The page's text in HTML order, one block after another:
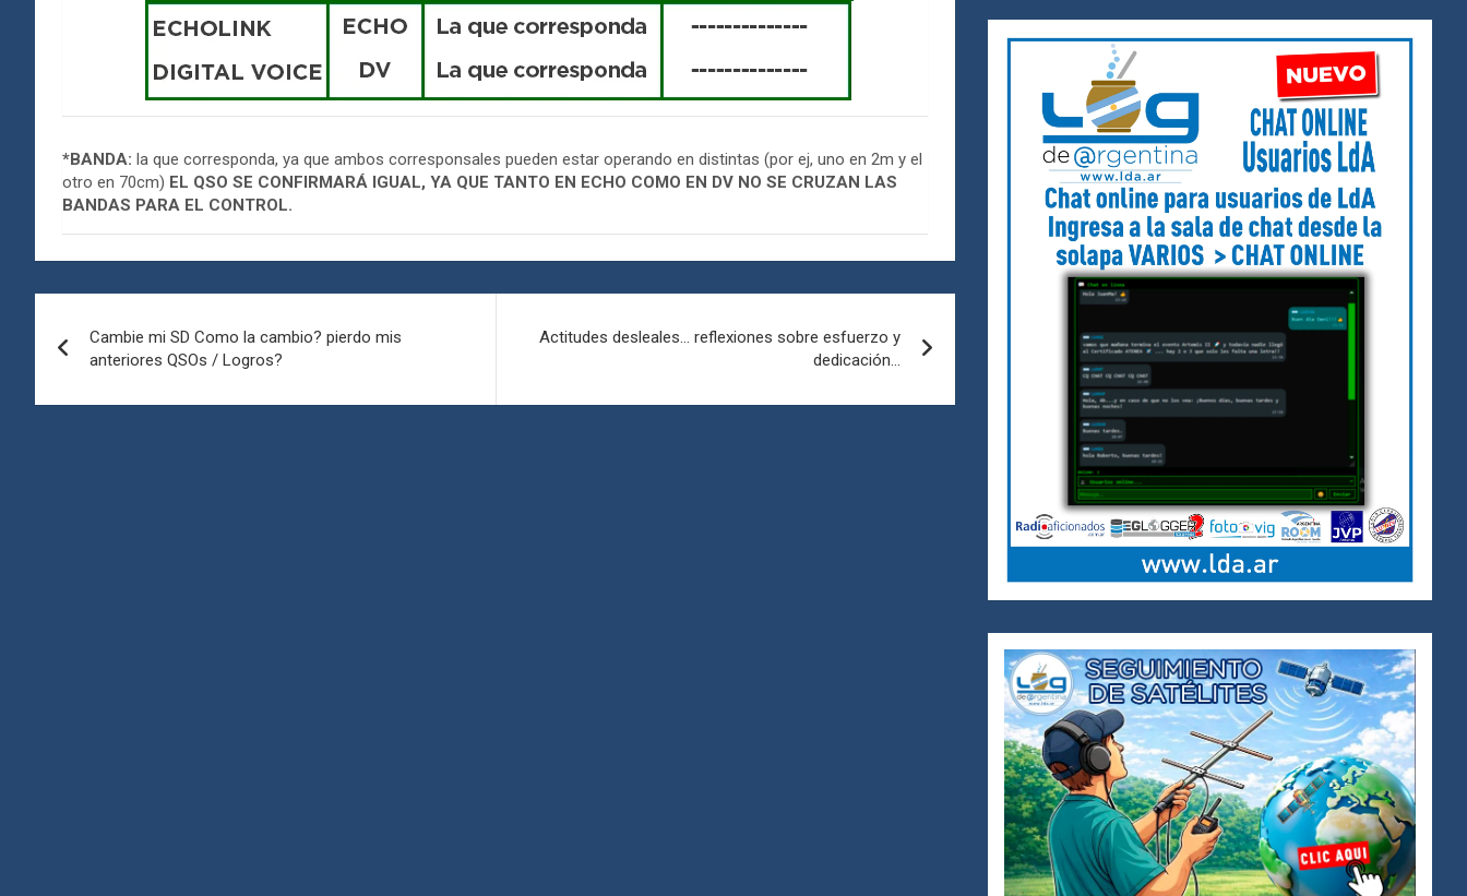
*BANDA: la que corresponda, ya que ambos corresponsales pueden estar operando en distintas (por ej, uno en 2m y el
otro en 70cm) EL QSO SE CONFIRMARÁ IGUAL, YA QUE TANTO EN ECHO COMO EN DV NO SE CRUZAN LAS
BANDAS PARA EL CONTROL.
de
entradas
Cambie mi SD Como la cambio? pierdo mis
anteriores QSOs / Logros?
Actitudes desleales… reflexiones sobre esfuerzo y
dedicación…